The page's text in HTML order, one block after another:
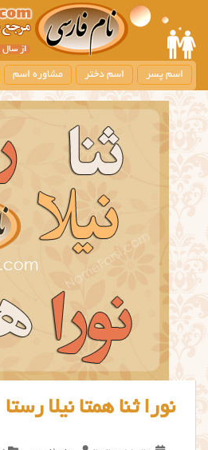
m
i
c
n
t
اسم پسر اسم دختر مشاوره اسم
نورا ثنا همتا نیلا رستا